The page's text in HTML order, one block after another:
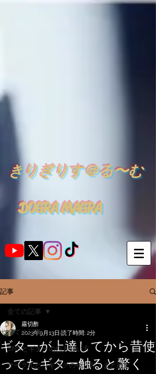
きりぎりす＠る〜む
DOGRA MAGRA
記事
全ての記事
SNSとギターの向き合い方
サークルピッキングのやり方・まとめ
全ての記事
ギターが上達してから昔使
ってたギター触ると驚く
霧切酢
2023年9月13日 読了時間: 2分